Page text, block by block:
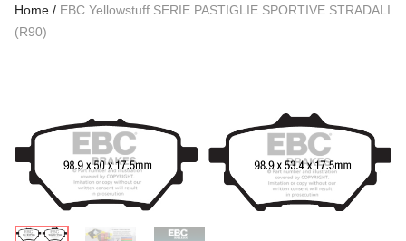
Home
EBC Yellowstuff SERIE PASTIGLIE SPORTIVE STRADALI
(R90)